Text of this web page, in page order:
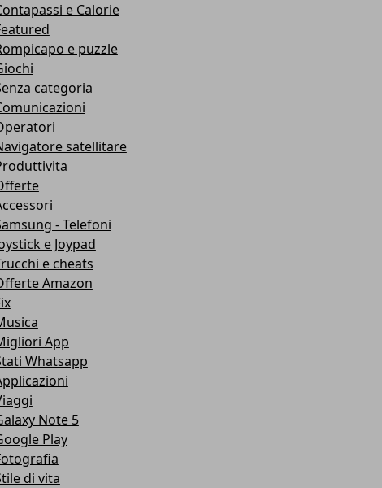
e Calorie
e puzzle
categoria
satellitare
- Telefoni
e Joypad
e cheats
Amazon
App
Whatsapp
Note 5
Play
di vita